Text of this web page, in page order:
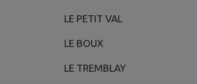
LE PETIT VAL
LE BOUX
LE TREMBLAY